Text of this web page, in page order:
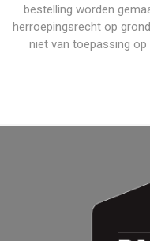
bestelling worden
herroepingsrecht op
niet van toepassing